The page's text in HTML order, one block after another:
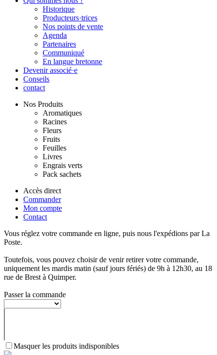
Historique
Producteurs·trices
Nos points de vente
Agenda
Partenaires
Communiqué
En langue bretonne
Devenir associé·e
Conseils
contact
Nos Produits
Aromatiques
Racines
Fleurs
Fruits
Feuilles
Livres
Engrais verts
Pack sachets
Accès direct
Commander
Mon compte
Contact
Vous réglez votre commande en ligne, puis nous l'expédions par La
Poste.
Toutefois, vous pouvez choisir de venir retirer votre commande,
uniquement les mardis matin (sauf jours fériés) de 9h à 12h30, au 18
rue de Brest à Quimper.
Passer la commande
Masquer les produits indisponibles